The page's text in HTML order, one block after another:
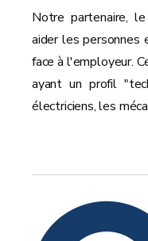
Notre partenaire,
aider les personnes
face à l'employeur.
ayant un profil
électriciens, les